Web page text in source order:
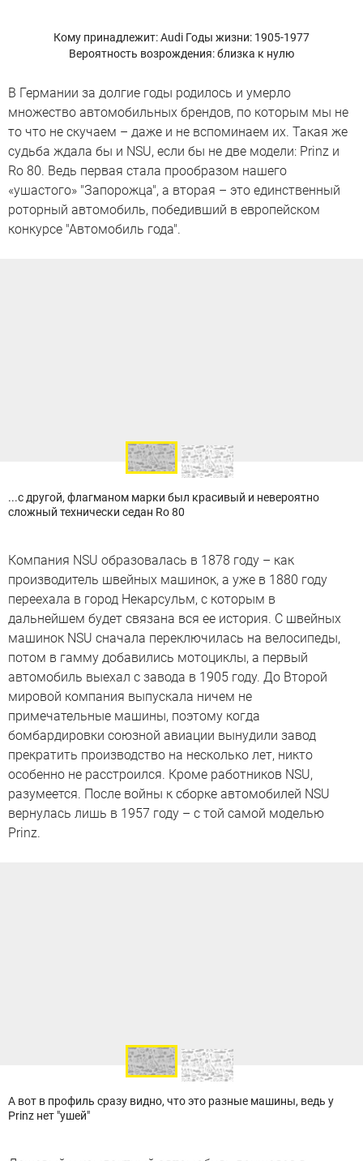
Кому принадлежит: Audi Годы жизни: 1905-1977
Вероятность возрождения: близка к нулю
В Германии за долгие годы родилось и умерло
множество автомобильных брендов, по которым мы не
то что не скучаем – даже и не вспоминаем их. Такая же
судьба ждала бы и NSU, если бы не две модели: Prinz и
Ro 80. Ведь первая стала прообразом нашего
«ушастого» "Запорожца", а вторая – это единственный
роторный автомобиль, победивший в европейском
конкурсе "Автомобиль года".
...с другой, флагманом марки был красивый и невероятно
сложный технически седан Ro 80
Компания NSU образовалась в 1878 году – как
производитель швейных машинок, а уже в 1880 году
переехала в город Некарсульм, с которым в
дальнейшем будет связана вся ее история. С швейных
машинок NSU сначала переключилась на велосипеды,
потом в гамму добавились мотоциклы, а первый
автомобиль выехал с завода в 1905 году. До Второй
мировой компания выпускала ничем не
примечательные машины, поэтому когда
бомбардировки союзной авиации вынудили завод
прекратить производство на несколько лет, никто
особенно не расстроился. Кроме работников NSU,
разумеется. После войны к сборке автомобилей NSU
вернулась лишь в 1957 году – с той самой моделью
Prinz.
А вот в профиль сразу видно, что это разные машины, ведь у
Prinz нет "ушей"